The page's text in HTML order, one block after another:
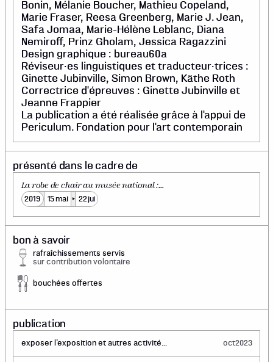
Bonin, Mélanie Boucher, Mathieu Copeland,
Marie Fraser, Reesa Greenberg, Marie J. Jean,
Safa Jomaa, Marie-Hélène Leblanc, Diana
Nemiroff, Prinz Gholam, Jessica Ragazzini
Design graphique : bureau60a
Réviseur·es linguistiques et traducteur·trices :
Ginette Jubinville, Simon Brown, Käthe Roth
Correctrice d'épreuves : Ginette Jubinville et
Jeanne Frappier
La publication a été réalisée grâce à l'appui de
Periculum. Fondation pour l'art contemporain
présenté dans le cadre de
2019 15 mai 22 jui
La robe de chair au musée national :
expositions et reconstitution
bon à savoir
rafraîchissements servis
sur contribution volontaire
bouchées offertes
publication
exposer l’exposition et autres activités
oct2023